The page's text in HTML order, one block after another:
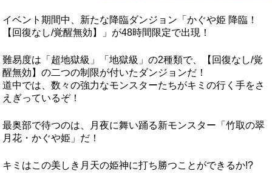
イベント期間中、新たな降臨ダンジョン「かぐや姫 降臨！
【回復なし/覚醒無効】」が48時間限定で出現！
難易度は「超地獄級」「地獄級」の2種類で、【回復なし/覚
醒無効】の二つの制限が付いたダンジョンだ！
道中では、数々の強力なモンスターたちがキミの行く手をさ
えぎっているぞ！
最奥部で待つのは、月夜に舞い踊る新モンスター「竹取の翠
月花・かぐや姫」だ！
キミはこの美しき月天の姫神に打ち勝つことができるか!?